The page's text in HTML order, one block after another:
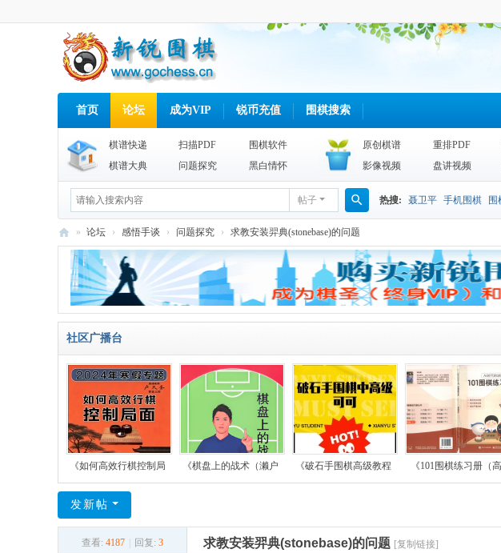
首页 论坛 成为VIP 锐币充值 围棋搜索
棋谱快递 扫描PDF
围棋软件
棋谱大典
问题探究 黑白情怀
原创棋谱 重排PDF
影像视频
盘讲视频
帖子
搜
索
热搜: 聂卫平 手机围棋 围
棋
» 论坛 › 感悟手谈 › 问题探究 › 求教安装羿典(stonebase)的问题
社区广播台
《如何高效行棋控制局 《棋盘上的战术（濑户 《破石手围棋高级教程 《101围棋练习册（高
发新帖
查看: 4187 回复: 3 求教安装羿典(stonebase)的问题 [复制链接]